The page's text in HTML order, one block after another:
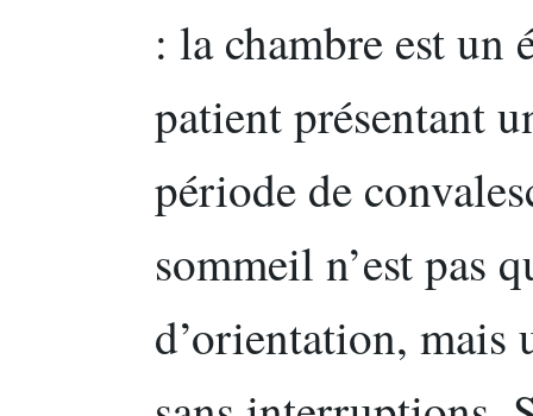
: la chambre est un
patient présentant
période de
sommeil n’est pas
d’orientation, mais